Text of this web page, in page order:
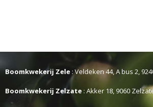
Boomkwekerij Zele : Veldeken 44, A bus 2,
Boomkwekerij Zelzate : Akker 18, 9060